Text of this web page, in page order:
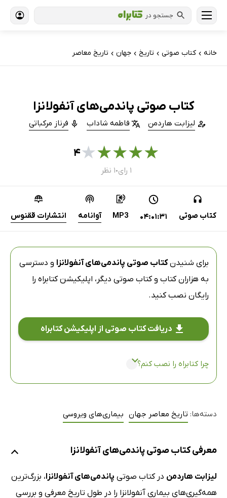
جستجو در
خانه › کتاب‌ صوتی › تاریخ › جهان › تاریخ معاصر
کتاب صوتی پاندمی‌های آنفولانزا
لیزابت هاردمن فاطمه شاداب فرناز مرکباتی
★
★
★
★
★۴
۱ رای ● ۱ نظر
کتاب صوتی 04:01:31
MP3 آوانامه انتشارات ققنوس
برای شنیدنکتاب صوتی پاندمی‌های آنفولانزا و دسترسی
به هزاران کتاب و کتاب صوتی دیگر، اپلیکیشن کتابراه را
رایگان نصب کنید.
دریافت کتاب صوتی از اپلیکیشن کتابراه
چرا کتابراه را نصب کنم؟
دسته‌ها: تاریخ معاصر جهان بیماری‌های ویروسی
معرفی کتاب صوتی پاندمی‌های آنفولانزا
لیزابت هاردمن در کتاب صوتی پاندمی‌های آنفولانزا، بزرگ‌ترین
همه‌گیری‌های بیماری آنفولانزا را در طول تاریخ معرفی و بررسی